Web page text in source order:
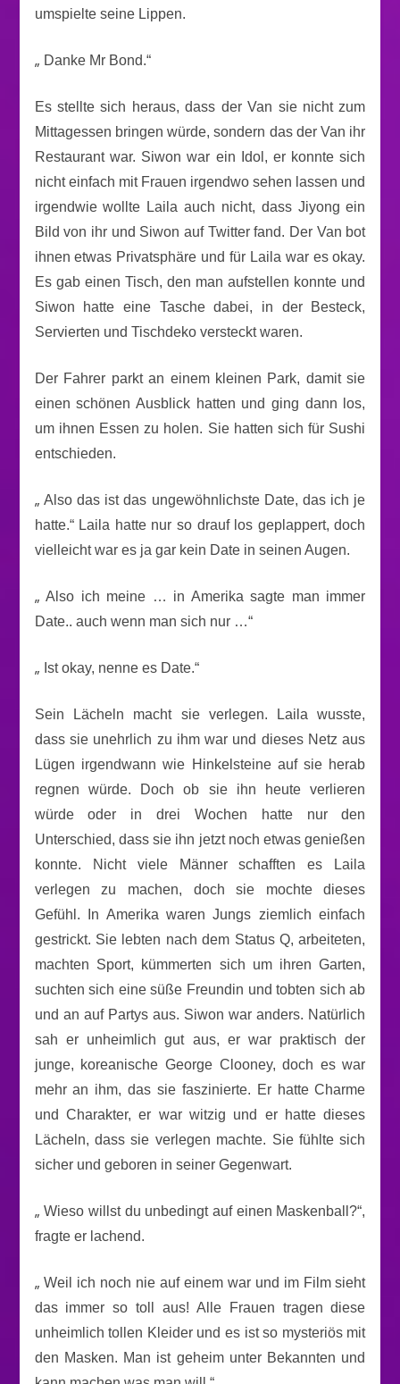
umspielte seine Lippen.
„ Danke Mr Bond.“
Es stellte sich heraus, dass der Van sie nicht zum
Mittagessen bringen würde, sondern das der Van ihr
Restaurant war. Siwon war ein Idol, er konnte sich
nicht einfach mit Frauen irgendwo sehen lassen und
irgendwie wollte Laila auch nicht, dass Jiyong ein
Bild von ihr und Siwon auf Twitter fand. Der Van bot
ihnen etwas Privatsphäre und für Laila war es okay.
Es gab einen Tisch, den man aufstellen konnte und
Siwon hatte eine Tasche dabei, in der Besteck,
Servierten und Tischdeko versteckt waren.
Der Fahrer parkt an einem kleinen Park, damit sie
einen schönen Ausblick hatten und ging dann los,
um ihnen Essen zu holen. Sie hatten sich für Sushi
entschieden.
„ Also das ist das ungewöhnlichste Date, das ich je
hatte.“ Laila hatte nur so drauf los geplappert, doch
vielleicht war es ja gar kein Date in seinen Augen.
„ Also ich meine … in Amerika sagte man immer
Date.. auch wenn man sich nur …“
„ Ist okay, nenne es Date.“
Sein Lächeln macht sie verlegen. Laila wusste,
dass sie unehrlich zu ihm war und dieses Netz aus
Lügen irgendwann wie Hinkelsteine auf sie herab
regnen würde. Doch ob sie ihn heute verlieren
würde oder in drei Wochen hatte nur den
Unterschied, dass sie ihn jetzt noch etwas genießen
konnte. Nicht viele Männer schafften es Laila
verlegen zu machen, doch sie mochte dieses
Gefühl. In Amerika waren Jungs ziemlich einfach
gestrickt. Sie lebten nach dem Status Q, arbeiteten,
machten Sport, kümmerten sich um ihren Garten,
suchten sich eine süße Freundin und tobten sich ab
und an auf Partys aus. Siwon war anders. Natürlich
sah er unheimlich gut aus, er war praktisch der
junge, koreanische George Clooney, doch es war
mehr an ihm, das sie faszinierte. Er hatte Charme
und Charakter, er war witzig und er hatte dieses
Lächeln, dass sie verlegen machte. Sie fühlte sich
sicher und geboren in seiner Gegenwart.
„ Wieso willst du unbedingt auf einen Maskenball?“,
fragte er lachend.
„ Weil ich noch nie auf einem war und im Film sieht
das immer so toll aus! Alle Frauen tragen diese
unheimlich tollen Kleider und es ist so mysteriös mit
den Masken. Man ist geheim unter Bekannten und